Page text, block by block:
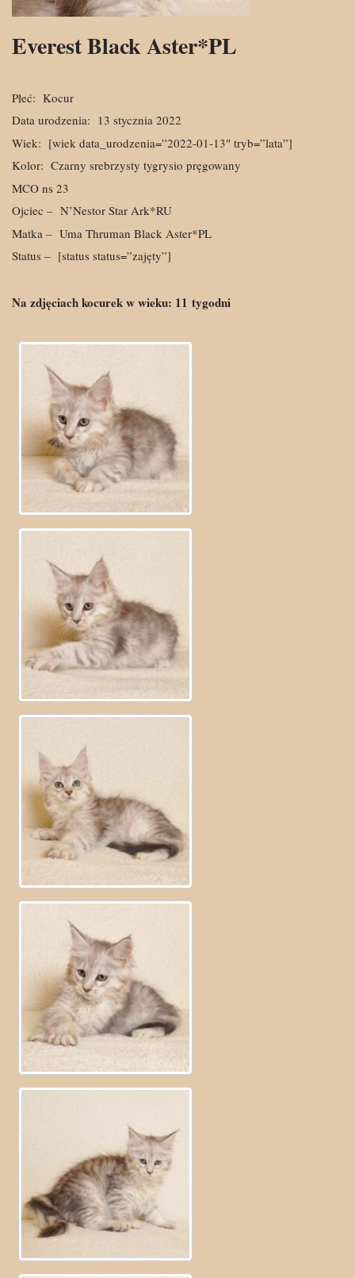
Everest Black Aster*PL
Płeć: Kocur
Data urodzenia: 13 stycznia 2022
Wiek: [wiek data_urodzenia=”2022-01-13″ tryb=”lata”]
Kolor: Czarny srebrzysty tygrysio pręgowany
MCO ns 23
Ojciec – N’Nestor Star Ark*RU
Matka – Uma Thruman Black Aster*PL
Status – [status status=”zajęty”]
Na zdjęciach kocurek w wieku: 11 tygodni